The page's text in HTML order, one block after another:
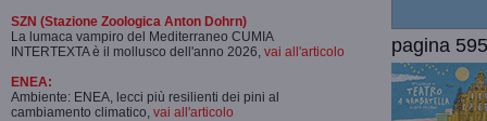
SZN (Stazione Zoologica Anton Dohrn)
La lumaca vampiro del Mediterraneo CUMIA
INTERTEXTA è il mollusco dell'anno 2026, vai all'articolo
ENEA:
Ambiente: ENEA, lecci più resilienti dei pini al
cambiamento climatico, vai all'articolo
pagina